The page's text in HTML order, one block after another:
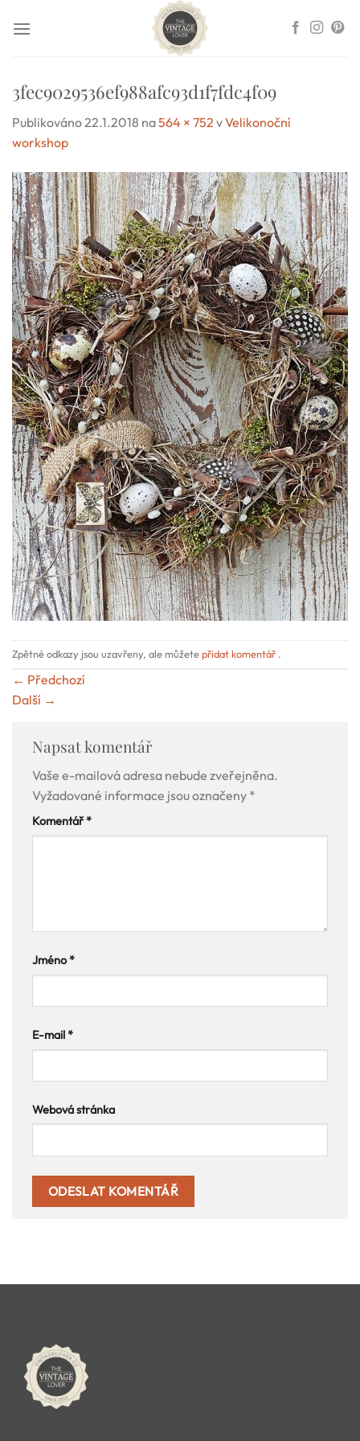
3fec9029536ef988afc93d1f7fdc4f09
Publikováno22.1.2018 na564 × 752 vVelikonoční
workshop
Zpětné odkazy jsou uzavřeny, ale můžetepřidat komentář .
← Předchozí
Další →
Napsat komentář
Vaše e-mailová adresa nebude zveřejněna.
Vyžadované informace jsou označeny *
Komentář*
Jméno*
E-mail*
Webová stránka